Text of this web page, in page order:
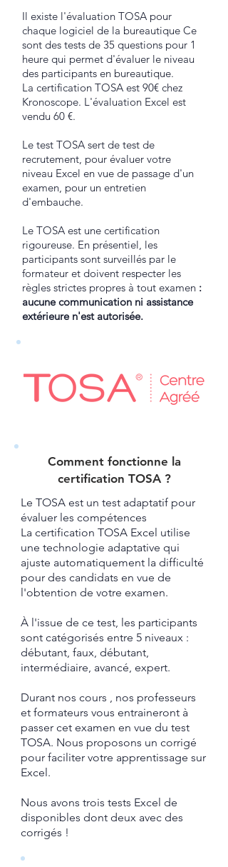
Il existe l'évaluation TOSA pour
chaque logiciel de la bureautique Ce
sont des tests de 35 questions pour 1
heure qui permet d'évaluer le niveau
des participants en bureautique.
La certification TOSA est 90€ chez
Kronoscope. L'évaluation Excel est
vendu 60 €.
Le test TOSA sert de test de
recrutement, pour évaluer votre
niveau Excel en vue de passage d'un
examen, pour un entretien
d'embauche.
Le TOSA est une certification
rigoureuse. En présentiel, les
participants sont surveillés par le
formateur et doivent respecter les
règles strictes propres à tout examen :
aucune communication ni assistance
extérieure n'est autorisée.
Comment fonctionne la
certification TOSA ?​
Le TOSA est un test adaptatif pour
évaluer les compétences
La certification TOSA Excel utilise
une technologie adaptative qui
ajuste automatiquement la difficulté
pour des candidats en vue de
l'obtention de votre examen.
À l'issue de ce test, les participants
sont catégorisés entre 5 niveaux :
débutant, faux, débutant,
intermédiaire, avancé, expert.
Durant nos cours , nos professeurs
et formateurs vous entraineront à
passer cet examen en vue du test
TOSA. ​ Nous proposons un corrigé
pour faciliter votre apprentissage sur
Excel.​
Nous avons trois tests Excel de
disponibles dont deux avec des
corrigés !